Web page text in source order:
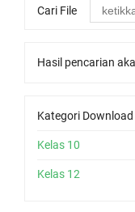
Cari File
Hasil pencarian
Kategori Download
Kelas 10
Kelas 12